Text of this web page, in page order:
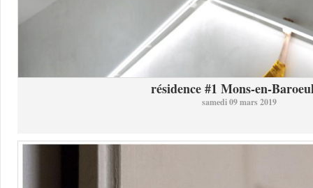
résidence #1 Mons-en-
samedi 09 mars 2019